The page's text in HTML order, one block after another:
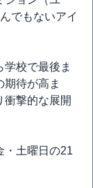
でもないアイ
校で最後ま
待が高ま
衝撃的な展開
・土曜日の21